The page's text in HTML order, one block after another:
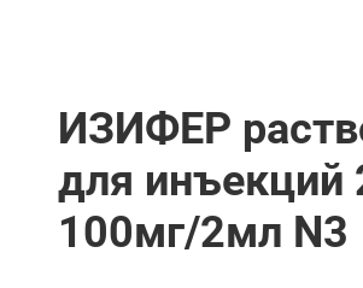
ИЗИФЕР
для инъекций
100мг/2мл N3